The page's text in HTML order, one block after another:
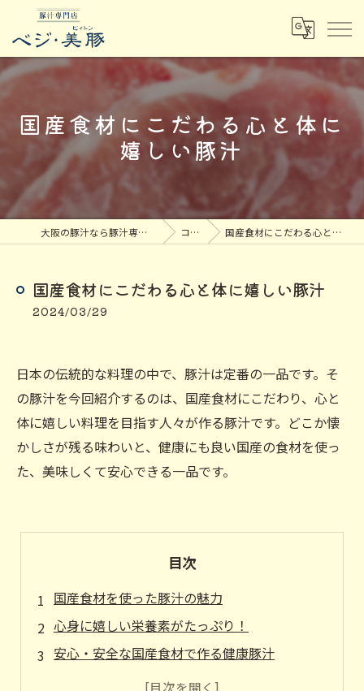
国産食材にこだわる心と体に
嬉しい豚汁
大阪の豚汁なら豚汁専門店ベジ・美豚 コラム 国産食材にこだわる心と体に嬉しい豚汁
国産食材にこだわる心と体に嬉しい豚汁
2024/03/29
日本の伝統的な料理の中で、豚汁は定番の一品です。そ
の豚汁を今回紹介するのは、国産食材にこだわり、心と
体に嬉しい料理を目指す人々が作る豚汁です。どこか懐
かしさが残る味わいと、健康にも良い国産の食材を使っ
た、美味しくて安心できる一品です。
目次
国産食材を使った豚汁の魅力
心身に嬉しい栄養素がたっぷり！
安心・安全な国産食材で作る健康豚汁
旬の野菜と国産豚肉の絶妙なハーモニー